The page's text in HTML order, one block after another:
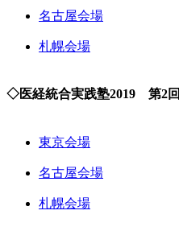
名古屋会場
札幌会場
◇医経統合実践塾2019 第2回
東京会場
名古屋会場
札幌会場